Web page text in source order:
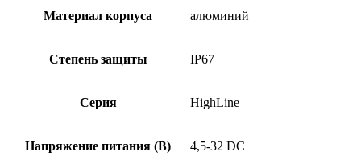
Материал корпуса алюминий
Степень защиты IP67
Серия HighLine
Напряжение питания (В) 4,5-32 DC